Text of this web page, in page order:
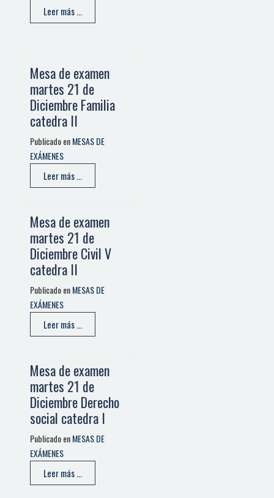
Leer más ...
Mesa de examen
martes 21 de
Diciembre Familia
catedra II
Publicado enMESAS DE
EXÁMENES
Leer más ...
Mesa de examen
martes 21 de
Diciembre Civil V
catedra II
Publicado enMESAS DE
EXÁMENES
Leer más ...
Mesa de examen
martes 21 de
Diciembre Derecho
social catedra I
Publicado enMESAS DE
EXÁMENES
Leer más ...